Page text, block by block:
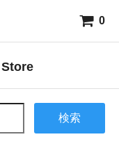
0
検索